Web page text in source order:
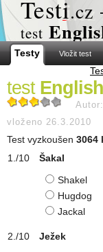
Testi.cz
test
Testy Vložit test
test
Autor:
vloženo 26.3.2010
Test vyzkoušen 3064
Šakal
Shakel
Hugdog
Jackal
Ježek